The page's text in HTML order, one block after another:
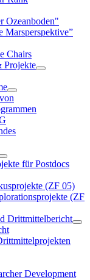
Ozeanboden"
Marsperspektive”
Chairs
Projekte
für Postdocs
(ZF 05)
(ZF
Drittmittelbericht
Development